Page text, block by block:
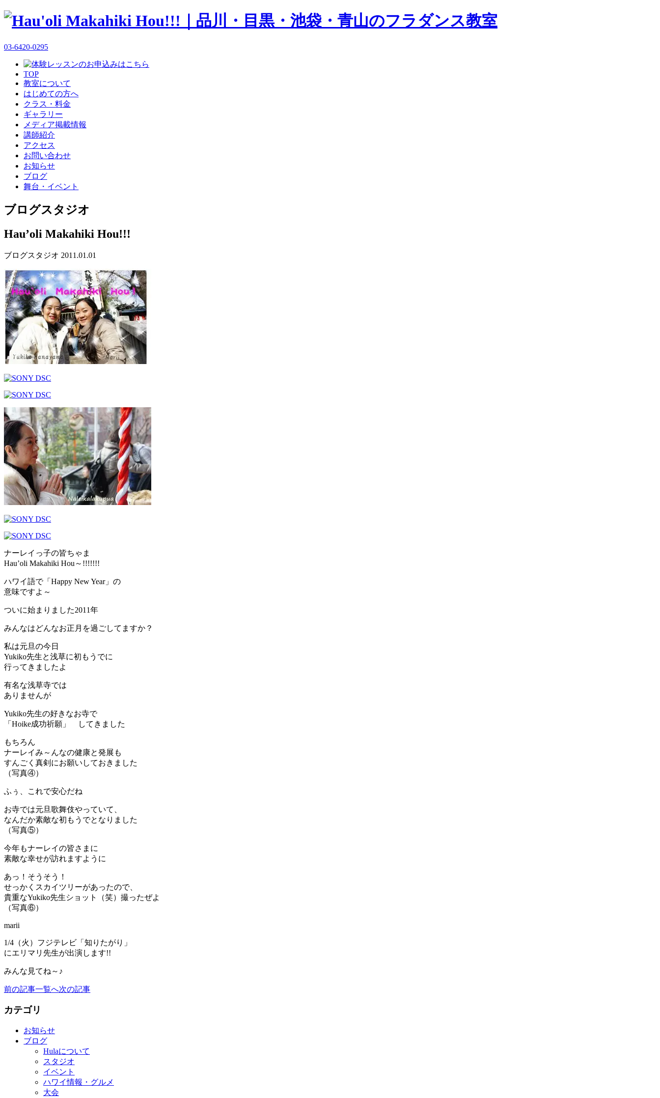
03-6420-0295
TOP
教室について
はじめての方へ
クラス・料金
ギャラリー
メディア掲載情報
講師紹介
アクセス
お問い合わせ
お知らせ
ブログ
舞台・イベント
ブログスタジオ
Hau’oli Makahiki Hou!!!
ブログスタジオ 2011.01.01
ナーレイっ子の皆ちゃま
Hau’oli Makahiki Hou～!!!!!!!
ハワイ語で「Happy New Year」の
意味ですよ～
ついに始まりました2011年
みんなはどんなお正月を過ごしてますか？
私は元旦の今日
Yukiko先生と浅草に初もうでに
行ってきましたよ
有名な浅草寺では
ありませんが
Yukiko先生の好きなお寺で
「Hoike成功祈願」 してきました
もちろん
ナーレイみ～んなの健康と発展も
すんごく真剣にお願いしておきました
（写真④）
ふぅ、これで安心だね
お寺では元旦歌舞伎やっていて、
なんだか素敵な初もうでとなりました
（写真⑤）
今年もナーレイの皆さまに
素敵な幸せが訪れますように
あっ！そうそう！
せっかくスカイツリーがあったので、
貴重なYukiko先生ショット（笑）撮ったぜよ
（写真⑥）
marii
1/4（火）フジテレビ「知りたがり」
にエリマリ先生が出演します!!
みんな見てね～♪
前の記事一覧へ次の記事
カテゴリ
お知らせ
ブログ
Hulaについて
スタジオ
イベント
ハワイ情報・グルメ
大会